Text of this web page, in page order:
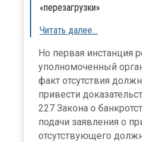
«перезагрузки»
Читать далее…
Но первая инстанция
уполномоченный
факт отсутствия
привести
227 Закона о
подачи заявления о
отсутствующего